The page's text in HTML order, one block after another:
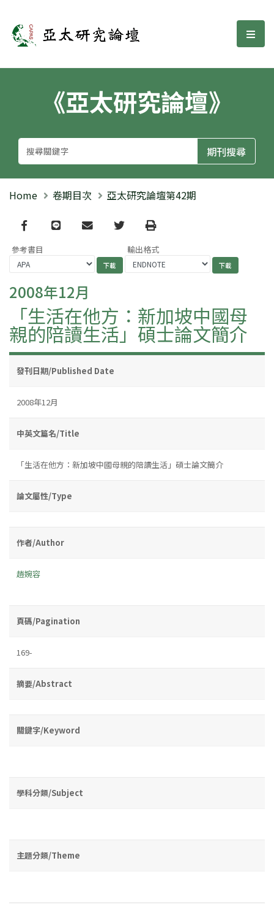
亞太研究論壇 選
《亞太研究論壇》
Home 卷期目次 亞太研究論壇第42期
Facebook
line email TwitterPrint
參考書目 輸出格式
2008年12月
「生活在他方：新加坡中國母
親的陪讀生活」碩士論文簡介
發刊日期/Published Date
2008年12月
中英文篇名/Title
「生活在他方：新加坡中國母親的陪讀生活」碩士論文簡介
論文屬性/Type
作者/Author
趙婉容
頁碼/Pagination
169-
摘要/Abstract
關鍵字/Keyword
學科分類/Subject
主題分類/Theme